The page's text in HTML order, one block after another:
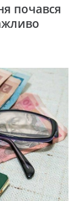
почався